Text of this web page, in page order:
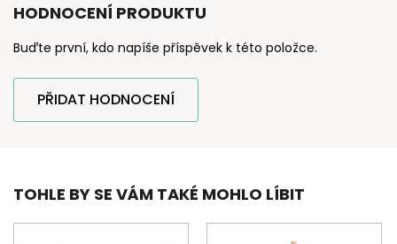
HODNOCENÍ PRODUKTU
Buďte první, kdo napíše příspěvek k této položce.
PŘIDAT HODNOCENÍ
TOHLE BY SE VÁM TAKÉ MOHLO LÍBIT